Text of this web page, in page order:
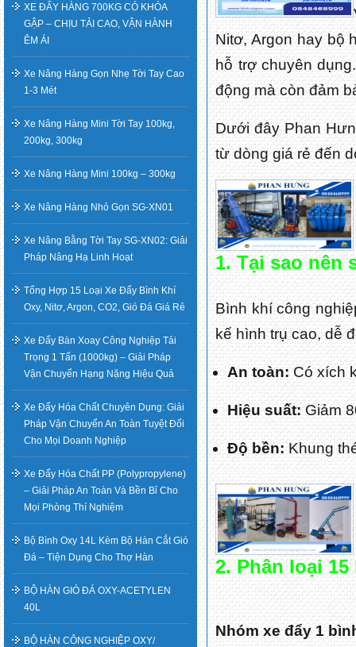
Nitơ, Argon hay bộ
hỗ trợ chuyên
động mà còn đảm
Dưới đây Phan
từ dòng giá rẻ đến
1. Tại sao nên
Bình khí công
kế hình trụ cao, dễ
An toàn:Có xích
Hiệu suất:Giảm
Độ bền:Khung
2. Phân loại
Nhóm xe đẩy 1
XE ĐẨY HÀNG 700KG CÓ KHÓA
GẬP – CHỊU TẢI CAO, VẬN HÀNH
ÊM ÁI
Xe Nâng Hàng Gọn Nhẹ Tời Tay Cao
1-3 Mét
Xe Nâng Hàng Mini Tời Tay 100kg,
200kg, 300kg
Xe Nâng Hàng Mini 100kg – 300kg
Xe Nâng Hàng Nhỏ Gọn SG-XN01
Xe Nâng Bằng Tời Tay SG-XN02: Giải
Pháp Nâng Hạ Linh Hoạt
Tổng Hợp 15 Loại Xe Đẩy Bình Khí
Oxy, Nitơ, Argon, CO2, Gió Đá Giá Rẻ
Xe Đẩy Bàn Xoay Công Nghiệp Tải
Trọng 1 Tấn (1000kg) – Giải Pháp
Vận Chuyển Hạng Nặng Hiệu Quả
Xe Đẩy Hóa Chất Chuyên Dụng: Giải
Pháp Vận Chuyển An Toàn Tuyệt Đối
Cho Mọi Doanh Nghiệp
Xe Đẩy Hóa Chất PP (Polypropylene)
– Giải Pháp An Toàn Và Bền Bỉ Cho
Mọi Phòng Thí Nghiệm
Bộ Bình Oxy 14L Kèm Bộ Hàn Cắt Gió
Đá – Tiện Dụng Cho Thợ Hàn
BỘ HÀN GIÓ ĐÁ OXY-ACETYLEN
40L
BỘ HÀN CÔNG NGHIỆP OXY/